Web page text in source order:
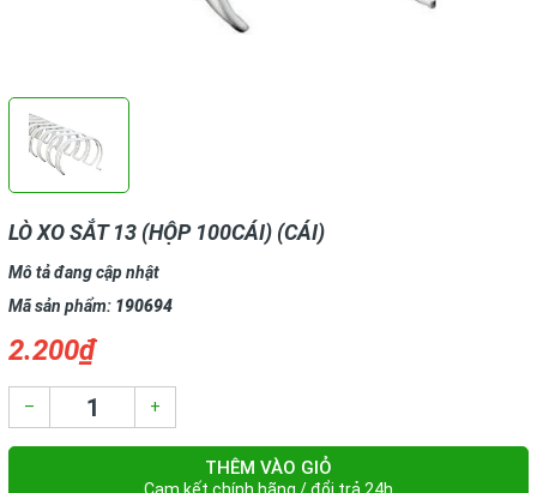
LÒ XO SẮT 13 (HỘP 100CÁI) (CÁI)
Mô tả đang cập nhật
Mã sản phẩm: 190694
2.200₫
– +
THÊM VÀO GIỎ